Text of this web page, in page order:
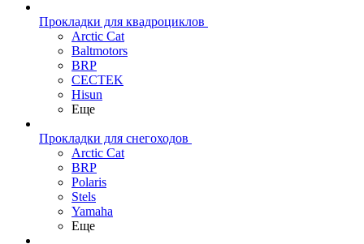
Прокладки для квадроциклов
Arctic Cat
Baltmotors
BRP
CECTEK
Hisun
Еще
Прокладки для снегоходов
Arctic Cat
BRP
Polaris
Stels
Yamaha
Еще